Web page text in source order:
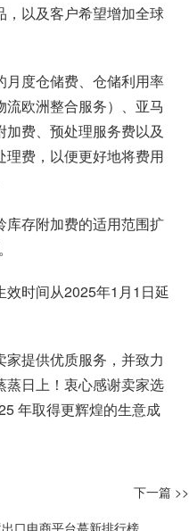
，以及客户希望增加全球
月度仓储费、仓储利用率
欧洲整合服务）、亚马
费、预处理服务费以及
费，以便更好地将费用
库存附加费的适用范围扩
效时间从2025年1月1日延
提供优质服务，并致力
蒸日上！衷心感谢卖家选
年取得更辉煌的生意成
下一篇 >>